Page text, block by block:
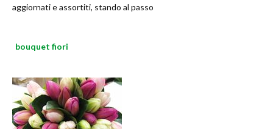
aggiornati e assortiti, stando al passo
bouquet fiori